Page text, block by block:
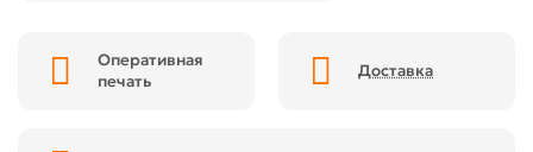
Оперативная
печать
Доставка